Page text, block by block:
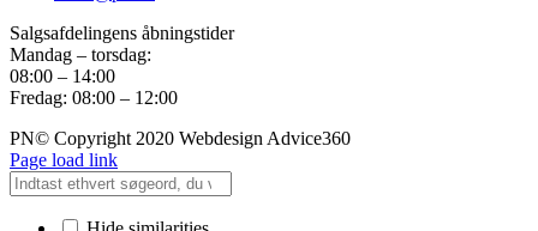
Salgsafdelingens åbningstider
Mandag – torsdag:
08:00 – 14:00
Fredag: 08:00 – 12:00
PN© Copyright 2020 Webdesign Advice360
Page load link